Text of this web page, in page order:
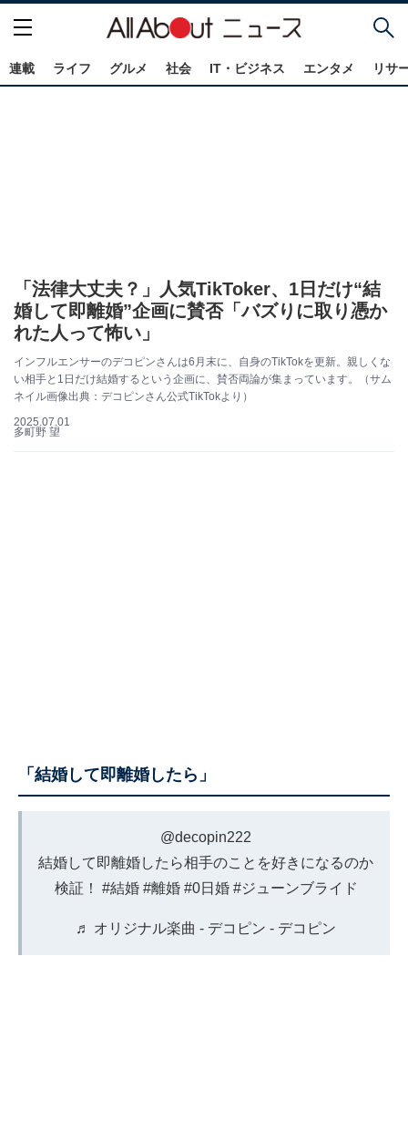
連載 ライフ グルメ 社会 IT・ビジネス エンタメ リサ
「法律大丈夫？」人気TikToker、1日だけ“結
婚して即離婚”企画に賛否「バズりに取り憑か
れた人って怖い」
インフルエンサーのデコピンさんは6月末に、自身のTikTokを更新。親しくな
い相手と1日だけ結婚するという企画に、賛否両論が集まっています。（サム
ネイル画像出典：デコピンさん公式TikTokより）
2025.07.01
多町野 望
「結婚して即離婚したら」
@decopin222
結婚して即離婚したら相手のことを好きになるのか
検証！ #結婚 #離婚 #0日婚 #ジューンブライド
♬ オリジナル楽曲 - デコピン - デコピン